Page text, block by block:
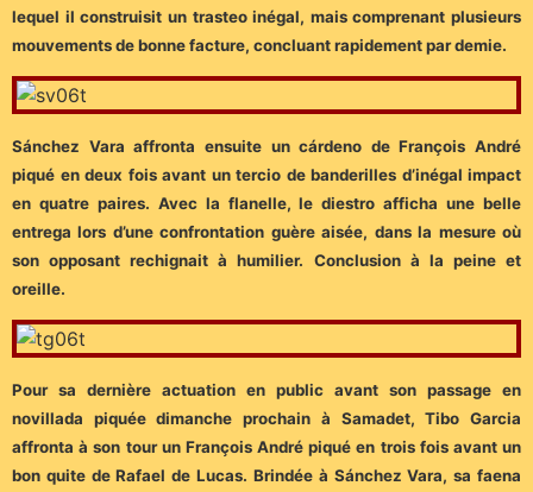
lequel il construisit un trasteo inégal, mais comprenant plusieurs
mouvements de bonne facture, concluant rapidement par demie.
Sánchez Vara affronta ensuite un cárdeno de François André
piqué en deux fois avant un tercio de banderilles d’inégal impact
en quatre paires. Avec la flanelle, le diestro afficha une belle
entrega lors d’une confrontation guère aisée, dans la mesure où
son opposant rechignait à humilier. Conclusion à la peine et
oreille.
Pour sa dernière actuation en public avant son passage en
novillada piquée dimanche prochain à Samadet, Tibo Garcia
affronta à son tour un François André piqué en trois fois avant un
bon quite de Rafael de Lucas. Brindée à Sánchez Vara, sa faena